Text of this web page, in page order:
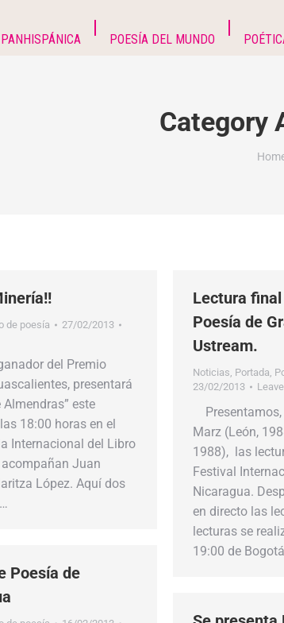
POESÍA DEL MUNDO
Category
You
de poesía
27/02/2013
del Premio
presentará
este
18:00 horas en el
Internacional del Libro
Juan
López. Aquí dos
Lectura
Poesía de
Ustream.
Noticias, Portada,
23/02/2013
Presentamos,
Marz (León,
1988), las
Festival
Nicaragua.
en directo las
lecturas se
19:00 de
Poesía de